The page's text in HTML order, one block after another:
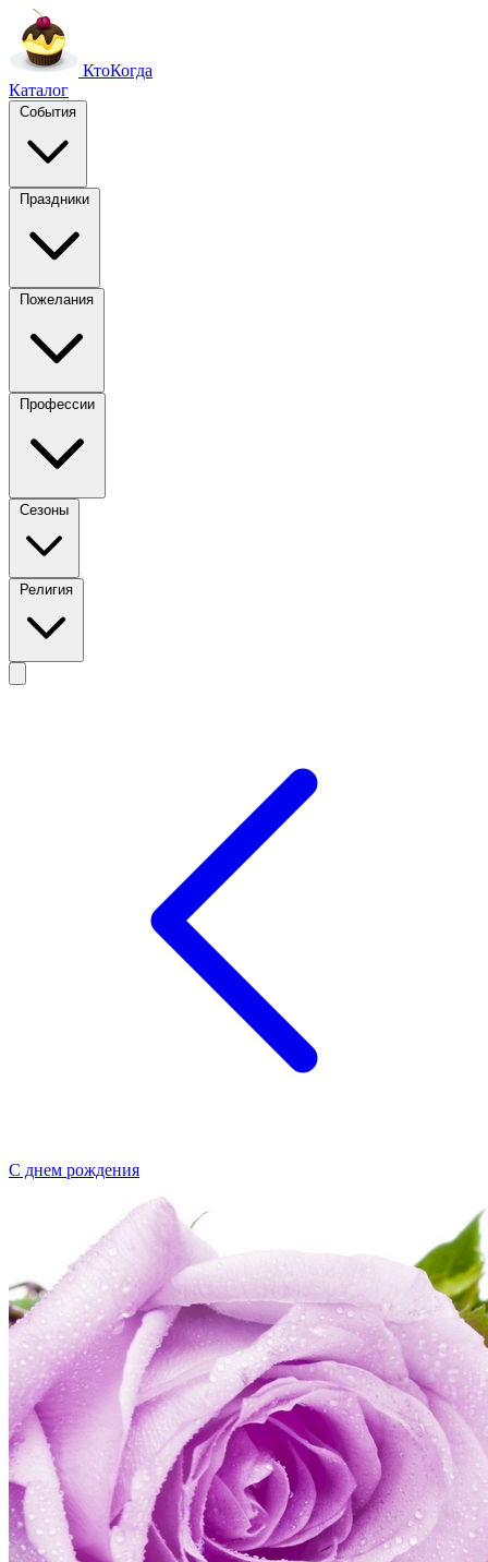
КтоКогда
Каталог
События
Праздники
Пожелания
Профессии
Сезоны
Религия
С днем рождения